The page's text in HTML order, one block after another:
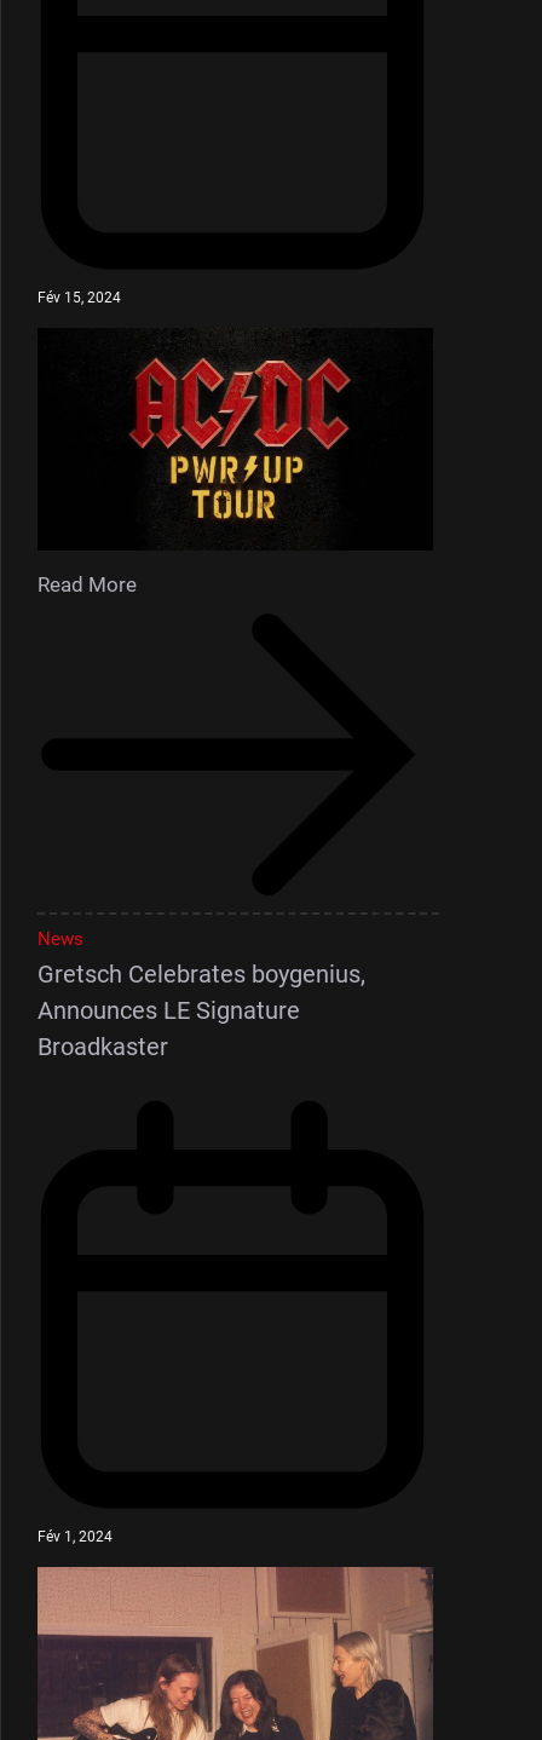
Fév 15, 2024
Read More
News
Gretsch Celebrates boygenius,
Announces LE Signature
Broadkaster
Fév 1, 2024